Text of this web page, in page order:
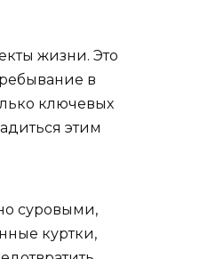
жизни. Это
в
ключевых
этим
суровыми,
куртки,